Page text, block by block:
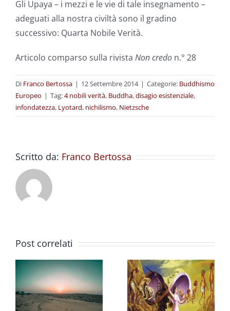
Gli Upaya – i mezzi e le vie di tale insegnamento –
adeguati alla nostra civiltà sono il gradino
successivo: Quarta Nobile Verità.
Articolo comparso sulla rivista Non credo n.° 28
Di Franco Bertossa | 12 Settembre 2014 | Categorie: Buddhismo
Europeo | Tag:4 nobili verità, Buddha,disagio esistenziale,
infondatezza, Lyotard, nichilismo, Nietzsche
Scritto da: Franco Bertossa
Post correlati